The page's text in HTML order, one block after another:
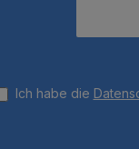
Ich habe die